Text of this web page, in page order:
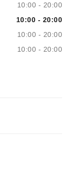
10:00 - 20:00
10:00 - 20:00
10:00 - 20:00
10:00 - 20:00